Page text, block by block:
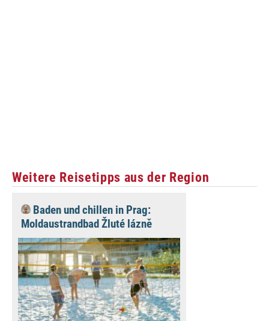
Weitere Reisetipps aus der Region
Baden und chillen in Prag:
Moldaustrandbad Žluté lázně